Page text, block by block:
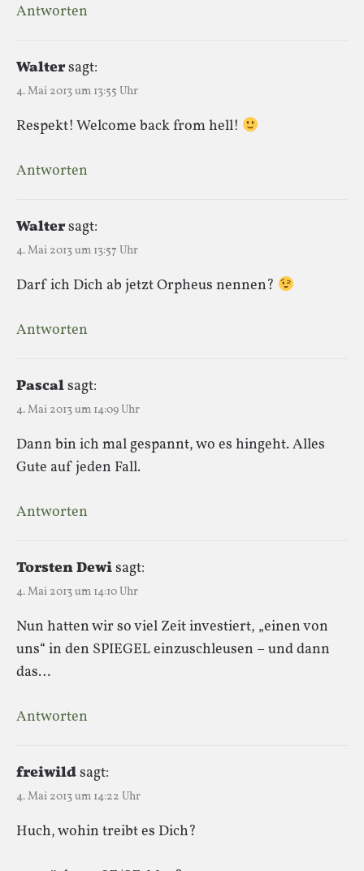
Antworten
Waltersagt:
4. Mai 2013 um 13:55 Uhr
Respekt! Welcome back from hell!
Antworten
Waltersagt:
4. Mai 2013 um 13:57 Uhr
Darf ich Dich ab jetzt Orpheus nennen?
Antworten
Pascalsagt:
4. Mai 2013 um 14:09 Uhr
Dann bin ich mal gespannt, wo es hingeht. Alles
Gute auf jeden Fall.
Antworten
Torsten Dewisagt:
4. Mai 2013 um 14:10 Uhr
Nun hatten wir so viel Zeit investiert, „einen von
uns“ in den SPIEGEL einzuschleusen – und dann
das…
Antworten
freiwildsagt:
4. Mai 2013 um 14:22 Uhr
Huch, wohin treibt es Dich?